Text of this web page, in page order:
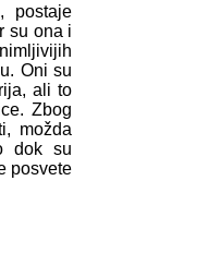
postaje
su ona i
Oni su
ali to
Zbog
možda
dok su
posvete